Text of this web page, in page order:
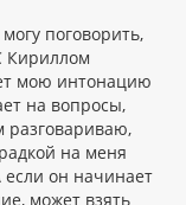
поговорить,
Кириллом
мою интонацию
на вопросы,
разговариваю,
на меня
если он начинает
может взять